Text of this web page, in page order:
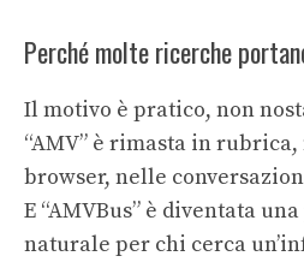
Perché molte ricerche
Il motivo è pratico, non
“AMV” è rimasta in
browser, nelle
E “AMVBus” è diventata
naturale per chi cerca